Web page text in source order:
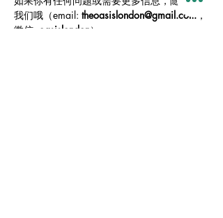
我们哦（email: theoasislondon@gmail.com ；
微信: oasislondon）。